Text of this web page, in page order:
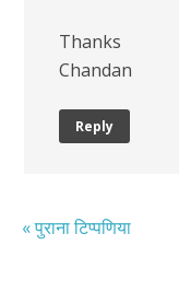
Thanks
Chandan
Reply
« पुराना टिप्पणिया